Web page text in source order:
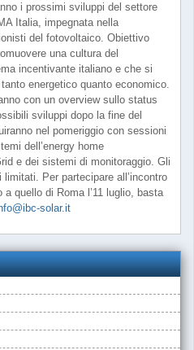
i prossimi sviluppi del settore
Italia, impegnata nella
del fotovoltaico. Obiettivo
una cultura del
incentivante italiano e che si
energetico quanto economico.
con un overview sullo status
sviluppi dopo la fine del
nel pomeriggio con sessioni
dell’energy home
e dei sistemi di monitoraggio. Gli
Per partecipare all’incontro
quello di Roma l’11 luglio, basta
solar.it